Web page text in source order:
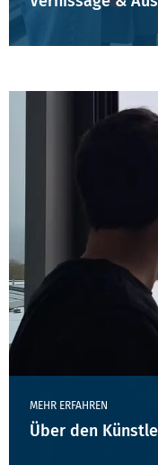
MEHR ERFAHREN
Über den